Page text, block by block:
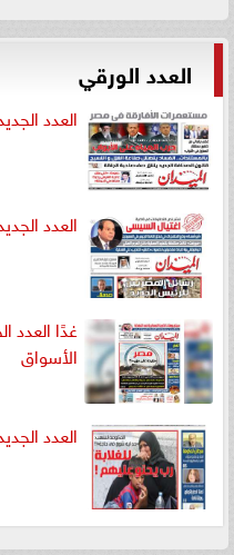
العدد الورقي
العدد
العدد
غدًا العدد
الأسواق
العدد